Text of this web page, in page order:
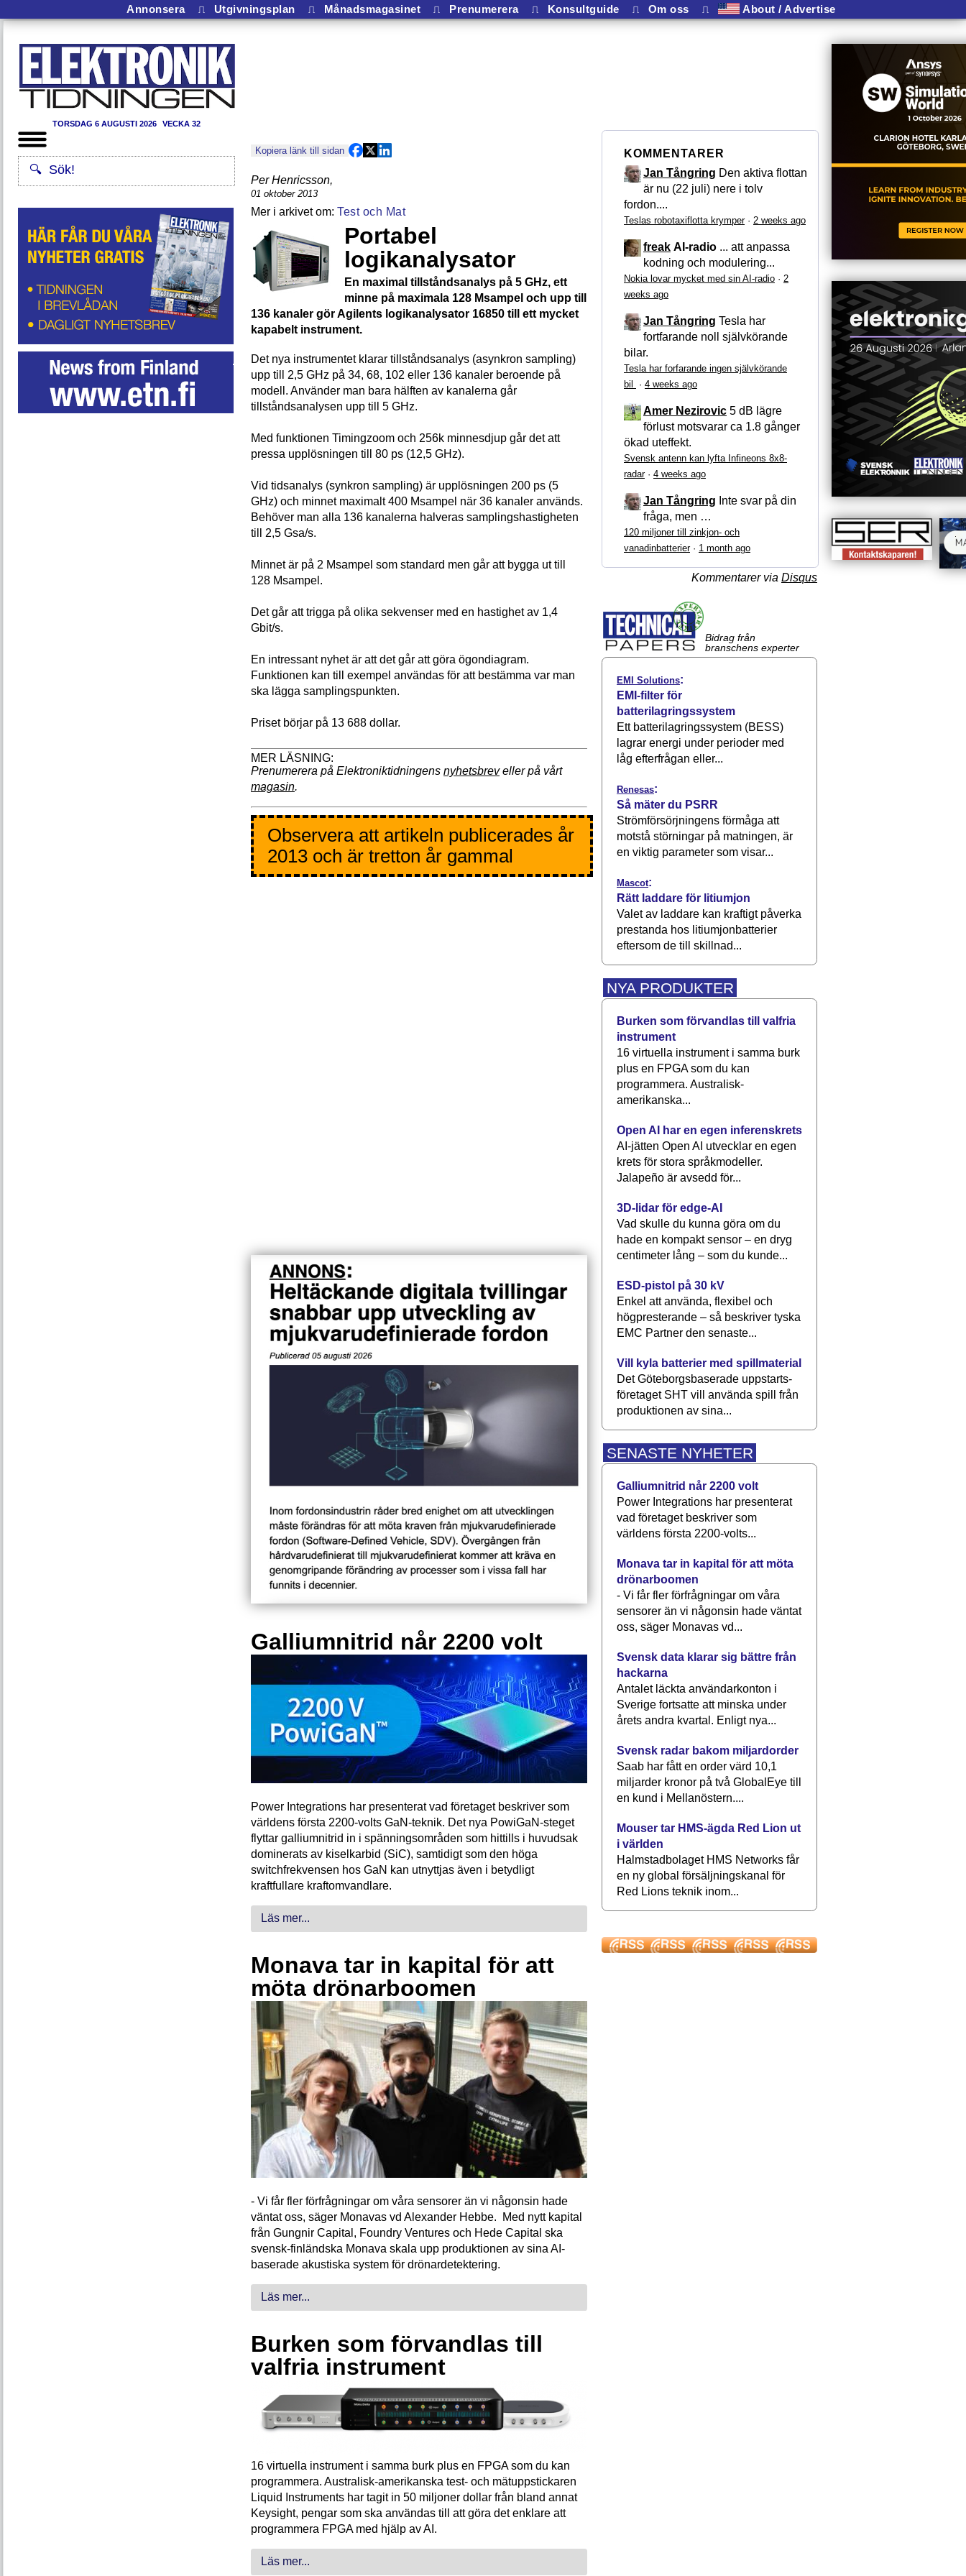
Annonsera ⎍ Utgivningsplan ⎍ Månadsmagasinet ⎍ Prenumerera ⎍ Konsultguide ⎍ Om oss ⎍ About / Advertise
TORSDAG 6 AUGUSTI 2026 VECKA 32
Kopiera länk till sidan
Per Henricsson,
01 oktober 2013
Test och Mat
Portabel
logikanalysator
En maximal tillståndsanalys på 5 GHz, ett
minne på maximala 128 Msampel och upp till
136 kanaler gör Agilents logikanalysator 16850 till ett mycket
kapabelt instrument.
Det nya instrumentet klarar tillståndsanalys (asynkron sampling)
upp till 2,5 GHz på 34, 68, 102 eller 136 kanaler beroende på
modell. Använder man bara hälften av kanalerna går
tillståndsanalysen upp till 5 GHz.
Med funktionen Timingzoom och 256k minnesdjup går det att
pressa upplösningen till 80 ps (12,5 GHz).
Vid tidsanalys (synkron sampling) är upplösningen 200 ps (5
GHz) och minnet maximalt 400 Msampel när 36 kanaler används.
Behöver man alla 136 kanalerna halveras samplingshastigheten
till 2,5 Gsa/s.
Minnet är på 2 Msampel som standard men går att bygga ut till
128 Msampel.
Det går att trigga på olika sekvenser med en hastighet av 1,4
Gbit/s.
En intressant nyhet är att det går att göra ögondiagram.
Funktionen kan till exempel användas för att bestämma var man
ska lägga samplingspunkten.
Priset börjar på 13 688 dollar.
Prenumerera på Elektroniktidningens nyhetsbreveller på vårt
magasin.
Observera att artikeln publicerades år
2013 och är tretton år gammal
Galliumnitrid når 2200 volt
Power Integrations har presenterat vad företaget beskriver som
världens första 2200-volts GaN-teknik. Det nya PowiGaN-steget
flyttar galliumnitrid in i spänningsområden som hittills i huvudsak
dominerats av kiselkarbid (SiC), samtidigt som den höga
switchfrekvensen hos GaN kan utnyttjas även i betydligt
kraftfullare kraftomvandlare.
Läs mer...
Monava tar in kapital för att
möta drönarboomen
- Vi får fler förfrågningar om våra sensorer än vi någonsin hade
väntat oss, säger Monavas vd Alexander Hebbe. Med nytt kapital
från Gungnir Capital, Foundry Ventures och Hede Capital ska
svensk-finländska Monava skala upp produktionen av sina AI-
baserade akustiska system för drönardetektering.
Läs mer...
Burken som förvandlas till
valfria instrument
16 virtuella instrument i samma burk plus en FPGA som du kan
programmera. Australisk-amerikanska test- och mätuppstickaren
Liquid Instruments har tagit in 50 miljoner dollar från bland annat
Keysight, pengar som ska användas till att göra det enklare att
programmera FPGA med hjälp av AI.
Läs mer...
KOMMENTARER
Jan Tångring Den aktiva flottan
är nu (22 juli) nere i tolv
fordon....
Teslas robotaxiflotta krymper· 2 weeks ago
freak AI-radio ... att anpassa
kodning och modulering...
Nokia lovar mycket med sin AI-radio · 2
weeks ago
Jan Tångring Tesla har
fortfarande noll självkörande
bilar.
Tesla har forfarande ingen självkörande
bil
· 4 weeks ago
Amer Nezirovic 5 dB lägre
förlust motsvarar ca 1.8 gånger
ökad uteffekt.
Svensk antenn kan lyfta Infineons 8x8-
radar· 4 weeks ago
Jan Tångring Inte svar på din
fråga, men …
120 miljoner till zinkjon- och
vanadinbatterier· 1 month ago
Kommentarer via Disqus
Bidrag från
branschens experter
EMI Solutions:
EMI-filter för
batterilagringssystem
Ett batterilagringssystem (BESS)
lagrar energi under perioder med
låg efterfrågan eller...
Renesas:
Så mäter du PSRR
Strömförsörjningens förmåga att
motstå störningar på matningen, är
en viktig parameter som visar...
Mascot:
Rätt laddare för litiumjon
Valet av laddare kan kraftigt påverka
prestanda hos litiumjonbatterier
eftersom de till skillnad...
NYA PRODUKTER
Burken som förvandlas till valfria
instrument
16 virtuella instrument i samma burk
plus en FPGA som du kan
programmera. Australisk-
amerikanska...
Open AI har en egen inferenskrets
AI-jätten Open AI utvecklar en egen
krets för stora språkmodeller.
Jalapeño är avsedd för...
3D-lidar för edge-AI
Vad skulle du kunna göra om du
hade en kompakt sensor – en dryg
centimeter lång – som du kunde...
ESD-pistol på 30 kV
Enkel att använda, flexibel och
högpresterande – så beskriver tyska
EMC Partner den senaste...
Vill kyla batterier med spillmaterial
Det Göteborgsbaserade upp­starts­
företaget SHT vill använda spill från
produktionen av sina...
SENASTE NYHETER
Galliumnitrid når 2200 volt
Power Integrations har presenterat
vad företaget beskriver som
världens första 2200-volts...
Monava tar in kapital för att möta
drönarboomen
- Vi får fler förfrågningar om våra
sensorer än vi någonsin hade väntat
oss, säger Monavas vd...
Svensk data klarar sig bättre från
hackarna
Antalet läckta användarkonton i
Sverige fortsatte att minska under
årets andra kvartal. Enligt nya...
Svensk radar bakom miljardorder
Saab har fått en order värd 10,1
miljarder kronor på två GlobalEye till
en kund i Mellanöstern....
Mouser tar HMS-ägda Red Lion ut
i världen
Halmstadbolaget HMS Networks får
en ny global försäljningskanal för
Red Lions teknik inom...